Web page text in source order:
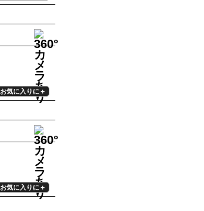
お気に入りに＋
お気に入りに＋